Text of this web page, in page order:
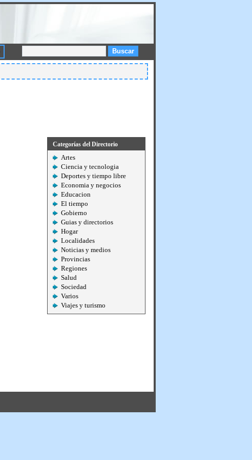
Buscar
Categorías del Directorio
Artes
Ciencia y tecnologia
Deportes y tiempo libre
Economia y negocios
Educacion
El tiempo
Gobierno
Guias y directorios
Hogar
Localidades
Noticias y medios
Provincias
Regiones
Salud
Sociedad
Varios
Viajes y turismo